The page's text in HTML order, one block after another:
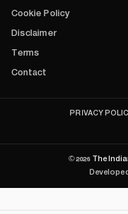
Cookie Policy
Disclaimer
Terms
Contact
PRIVACY
©2026 The